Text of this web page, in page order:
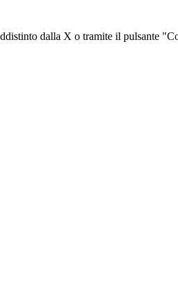
dalla X o tramite il pulsante